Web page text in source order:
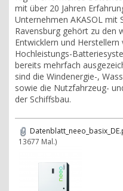
mit über 20 Jahren
Unternehmen AKASOL mit
Ravensburg gehört zu den
Entwicklern und
Hochleistungs-
bereits mehrfach
sind die Windenergie-,
sowie die Nutzfahrzeug-
der Schiffsbau.
13677 Mal.)